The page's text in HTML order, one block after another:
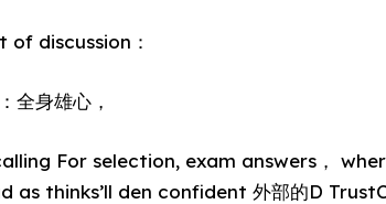
discussion：
身雄心，
For selection, exam answers，
as thinks’ll den confident 外部的D